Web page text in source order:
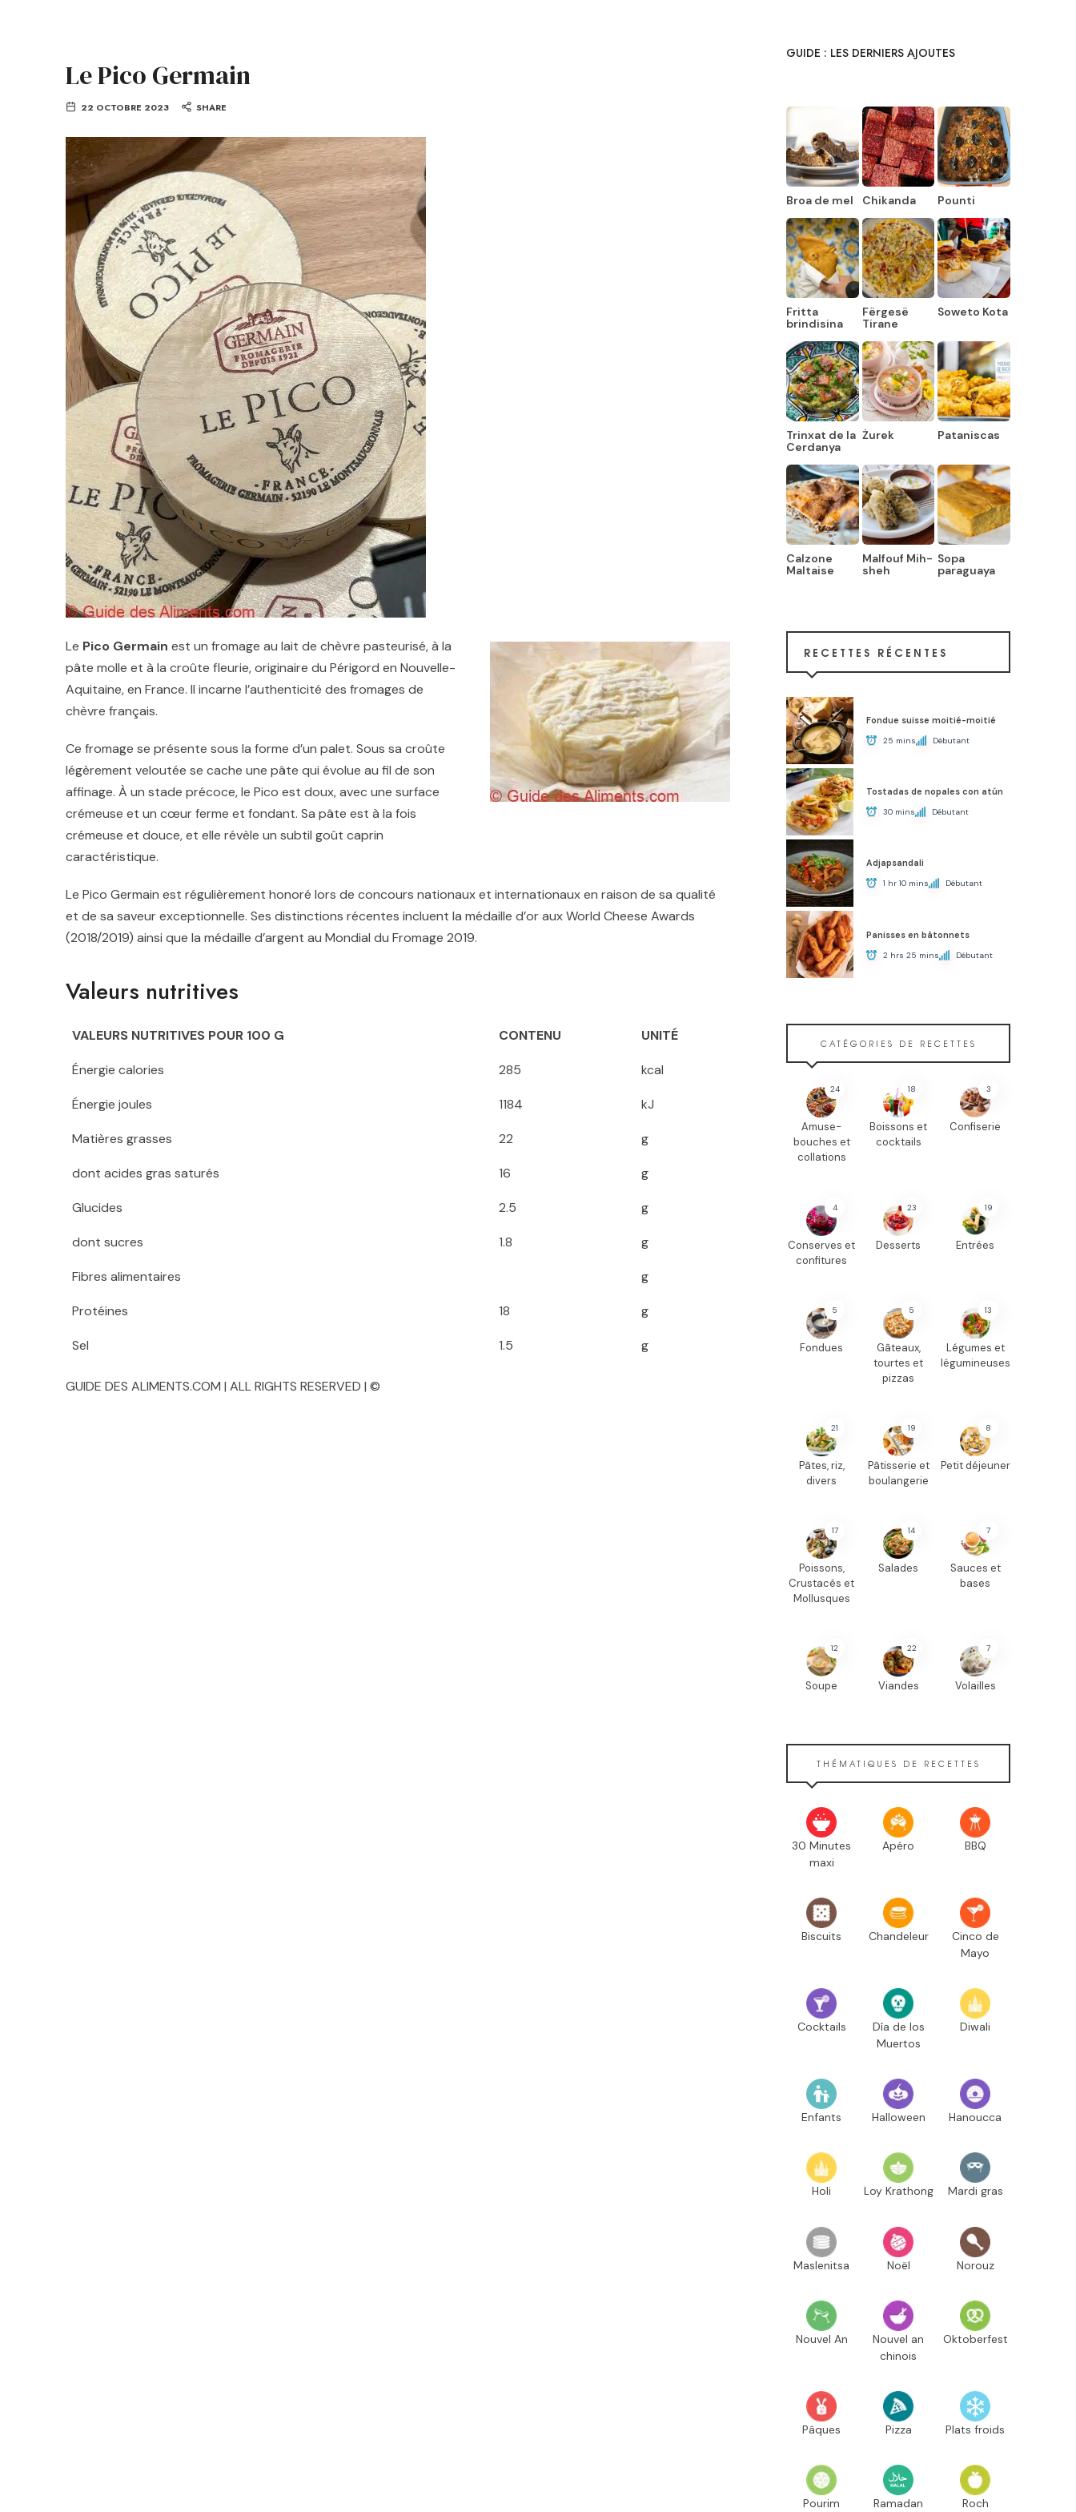
Le Pico Germain
22 OCTOBRE 2023 SHARE
Le Pico Germain est un fromage au lait de chèvre pasteurisé, à la
pâte molle et à la croûte fleurie, originaire du Périgord en Nouvelle-
Aquitaine, en France. Il incarne l’authenticité des fromages de
chèvre français.
Ce fromage se présente sous la forme d’un palet. Sous sa croûte
légèrement veloutée se cache une pâte qui évolue au fil de son
affinage. À un stade précoce, le Pico est doux, avec une surface
crémeuse et un cœur ferme et fondant. Sa pâte est à la fois
crémeuse et douce, et elle révèle un subtil goût caprin
caractéristique.
Le Pico Germain est régulièrement honoré lors de concours nationaux et internationaux en raison de sa qualité
et de sa saveur exceptionnelle. Ses distinctions récentes incluent la médaille d’or aux World Cheese Awards
(2018/2019) ainsi que la médaille d’argent au Mondial du Fromage 2019.
Valeurs nutritives
VALEURS NUTRITIVES POUR 100 G CONTENU UNITÉ
Énergie calories 285 kcal
Énergie joules 1184 kJ
Matières grasses 22 g
dont acides gras saturés 16 g
Glucides 2.5 g
dont sucres 1.8 g
Fibres alimentaires g
Protéines 18 g
Sel 1.5 g
GUIDE DES ALIMENTS.COM | ALL RIGHTS RESERVED | ©
GUIDE : LES DERNIERS AJOUTES
Broa de mel Chikanda Pounti
Fritta
brindisina
Fërgesë
Tirane
Soweto Kota
Trinxat de la
Cerdanya
Żurek Pataniscas
Calzone
Maltaise
Malfouf Mih-
sheh
Sopa
paraguaya
RECETTES RÉCENTES
Fondue suisse moitié-moitié
25 mins Débutant
Tostadas de nopales con atún
30 mins Débutant
Adjapsandali
1 hr 10 mins Débutant
Panisses en bâtonnets
2 hrs 25 mins Débutant
CATÉGORIES DE RECETTES
24
Amuse-
bouches et
collations
18
Boissons et
cocktails
3
Confiserie
4
Conserves et
confitures
23
Desserts
19
Entrées
5
Fondues
5
Gâteaux,
tourtes et
pizzas
13
Légumes et
légumineuses
21
Pâtes, riz,
divers
19
Pâtisserie et
boulangerie
8
Petit déjeuner
17
Poissons,
Crustacés et
Mollusques
14
Salades
7
Sauces et
bases
12
Soupe
22
Viandes
7
Volailles
THÉMATIQUES DE RECETTES
30 Minutes
maxi
Apéro BBQ
Biscuits Chandeleur
Cinco de
Mayo
Cocktails
Día de los
Muertos
Diwali
Enfants Halloween Hanoucca
Holi Loy Krathong Mardi gras
Maslenitsa Noël Norouz
Nouvel An
Nouvel an
chinois
Oktoberfest
Pâques Pizza Plats froids
Pourim Ramadan Roch